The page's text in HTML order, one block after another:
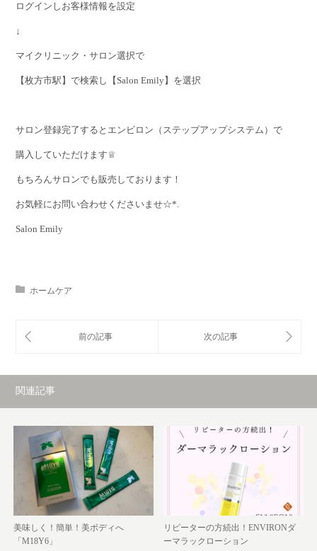
ログインしお客様情報を設定
↓
マイクリニック・サロン選択で
【枚方市駅】で検索し【Salon Emily】を選択
サロン登録完了するとエンビロン（ステップアップシステム）で
購入していただけます♕
もちろんサロンでも販売しております！
お気軽にお問い合わせくださいませ☆*.
Salon Emily
ホームケア
関連記事
美味しく！簡単！美ボディへ
「M18Y6」
リピーターの方続出！ENVIRONダ
ーマラックローション